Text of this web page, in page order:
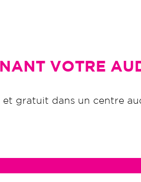
VOTRE
gratuit dans un centre